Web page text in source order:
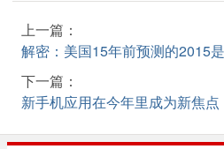
上一篇：
解密：美国15年前预测的2015
下一篇：
新手机应用在今年里成为新焦点